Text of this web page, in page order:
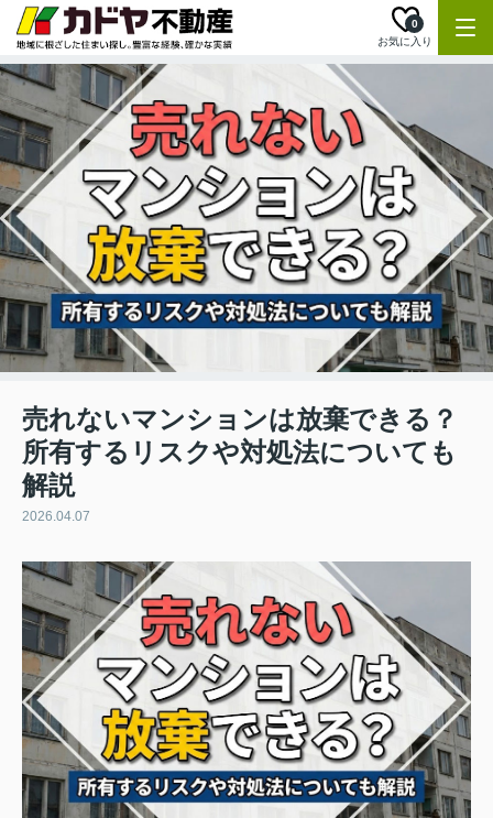
お気に入り
0
売れないマンションは放棄できる？
所有するリスクや対処法についても
解説
2026.04.07